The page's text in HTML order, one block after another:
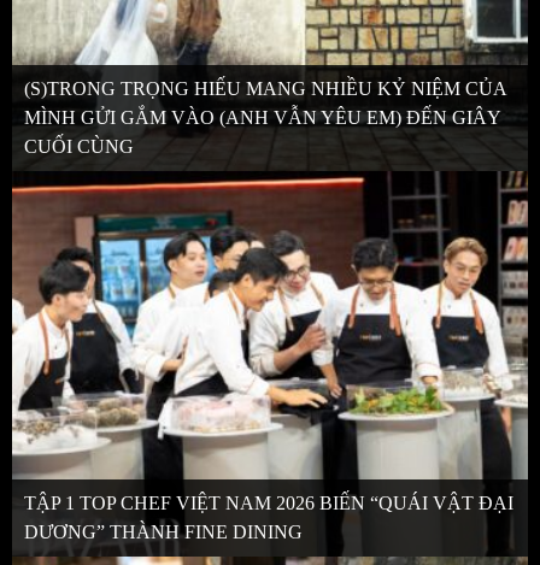
(S)TRONG TRỌNG HIẾU MANG NHIỀU KỶ NIỆM CỦA
MÌNH GỬI GẮM VÀO (ANH VẪN YÊU EM) ĐẾN GIÂY
CUỐI CÙNG
TẬP 1 TOP CHEF VIỆT NAM 2026 BIẾN “QUÁI VẬT ĐẠI
DƯƠNG” THÀNH FINE DINING